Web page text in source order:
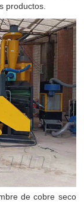
productos.
de cobre seco